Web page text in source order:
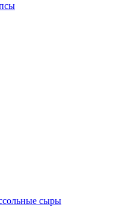
сыры